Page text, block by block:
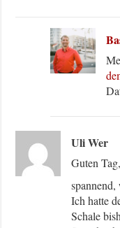
Uli Wer
Guten
spannend,
Ich hatte
Schale